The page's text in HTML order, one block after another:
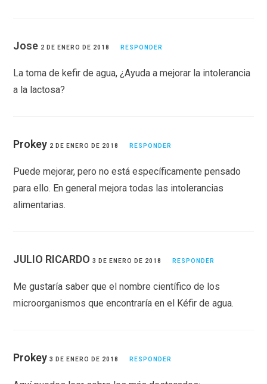
Jose 2 DE ENERO DE 2018 RESPONDER
La toma de kefir de agua, ¿Ayuda a mejorar la intolerancia
a la lactosa?
Prokey 2 DE ENERO DE 2018 RESPONDER
Puede mejorar, pero no está específicamente pensado
para ello. En general mejora todas las intolerancias
alimentarias.
JULIO RICARDO3 DE ENERO DE 2018 RESPONDER
Me gustaría saber que el nombre científico de los
microorganismos que encontraría en el Kéfir de agua.
Prokey 3 DE ENERO DE 2018 RESPONDER